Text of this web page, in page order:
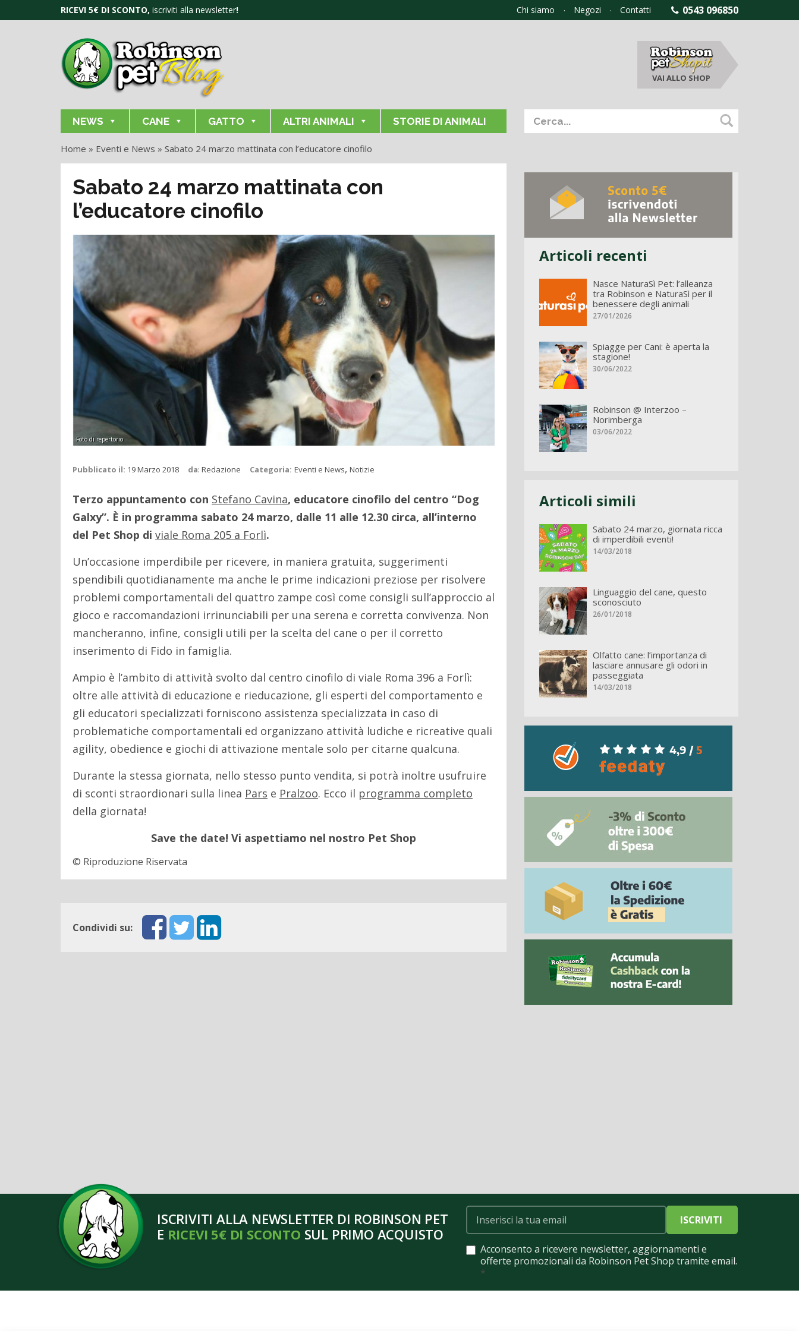
RICEVI 5€ DI SCONTO, iscriviti alla newsletter! Chi siamo Negozi Contatti 0543 096850
VAI ALLO SHOP
NEWS CANE GATTO ALTRI ANIMALI STORIE DI ANIMALI
Home » Eventi e News » Sabato 24 marzo mattinata con l’educatore cinofilo
Sabato 24 marzo mattinata con
l’educatore cinofilo
Foto di repertorio
Pubblicato il: 19 Marzo 2018 da: Redazione Categoria: Eventi e News, Notizie
Terzo appuntamento con Stefano Cavina, educatore cinofilo del centro “Dog
Galxy”. È in programma sabato 24 marzo, dalle 11 alle 12.30 circa, all’interno
del Pet Shop di viale Roma 205 a Forlì.
Un’occasione imperdibile per ricevere, in maniera gratuita, suggerimenti
spendibili quotidianamente ma anche le prime indicazioni preziose per risolvere
problemi comportamentali del quattro zampe così come consigli sull’approccio al
gioco e raccomandazioni irrinunciabili per una serena e corretta convivenza. Non
mancheranno, infine, consigli utili per la scelta del cane o per il corretto
inserimento di Fido in famiglia.
Ampio è l’ambito di attività svolto dal centro cinofilo di viale Roma 396 a Forlì:
oltre alle attività di educazione e rieducazione, gli esperti del comportamento e
gli educatori specializzati forniscono assistenza specializzata in caso di
problematiche comportamentali ed organizzano attività ludiche e ricreative quali
agility, obedience e giochi di attivazione mentale solo per citarne qualcuna.
Durante la stessa giornata, nello stesso punto vendita, si potrà inoltre usufruire
di sconti straordionari sulla linea Pars e Pralzoo. Ecco il programma completo
della giornata!
Save the date! Vi aspettiamo nel nostro Pet Shop
© Riproduzione Riservata
Condividi su:
Articoli recenti
Nasce NaturaSì Pet: l’alleanza
tra Robinson e NaturaSì per il
benessere degli animali
27/01/2026
Spiagge per Cani: è aperta la
stagione!
30/06/2022
Robinson @ Interzoo –
Norimberga
03/06/2022
Articoli simili
Sabato 24 marzo, giornata ricca
di imperdibili eventi!
14/03/2018
Linguaggio del cane, questo
sconosciuto
26/01/2018
Olfatto cane: l’importanza di
lasciare annusare gli odori in
passeggiata
14/03/2018
ISCRIVITI ALLA NEWSLETTER DI ROBINSON PET
E RICEVI 5€ DI SCONTO SUL PRIMO ACQUISTO
ISCRIVITI
Acconsento a ricevere newsletter, aggiornamenti e
offerte promozionali da Robinson Pet Shop tramite email.
*